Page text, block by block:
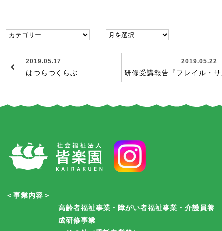
2019.05.17
はつらつくらぶ
2019.05.22
研修受講報告『フレイル・
＜事業内容＞
高齢者福祉事業・障がい者福祉事業・介護員養
成研修事業